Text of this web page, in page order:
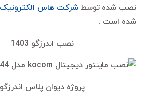
نصب شده توسط شرکت هاس الکترونیک
شده است .
نصب اندرزگو 1403
پروژه دیوان پلاس اندرزگو